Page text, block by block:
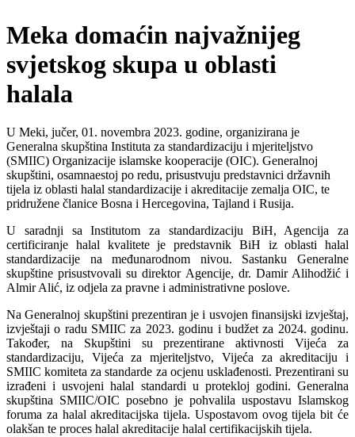
Meka domaćin najvažnijeg
svjetskog skupa u oblasti
halala
U Meki, jučer, 01. novembra 2023. godine, organizirana je
Generalna skupština Instituta za standardizaciju i mjeriteljstvo
(SMIIC) Organizacije islamske kooperacije (OIC). Generalnoj
skupštini, osamnaestoj po redu, prisustvuju predstavnici državnih
tijela iz oblasti halal standardizacije i akreditacije zemalja OIC, te
pridružene članice Bosna i Hercegovina, Tajland i Rusija.
U saradnji sa Institutom za standardizaciju BiH, Agencija za
certificiranje halal kvalitete je predstavnik BiH iz oblasti halal
standardizacije na međunarodnom nivou. Sastanku Generalne
skupštine prisustvovali su direktor Agencije, dr. Damir Alihodžić i
Almir Alić, iz odjela za pravne i administrativne poslove.
Na Generalnoj skupštini prezentiran je i usvojen finansijski izvještaj,
izvještaji o radu SMIIC za 2023. godinu i budžet za 2024. godinu.
Također, na Skupštini su prezentirane aktivnosti Vijeća za
standardizaciju, Vijeća za mjeriteljstvo, Vijeća za akreditaciju i
SMIIC komiteta za standarde za ocjenu usklađenosti. Prezentirani su
izrađeni i usvojeni halal standardi u protekloj godini. Generalna
skupština SMIIC/OIC posebno je pohvalila uspostavu Islamskog
foruma za halal akreditacijska tijela. Uspostavom ovog tijela bit će
olakšan te proces halal akreditacije halal certifikacijskih tijela.